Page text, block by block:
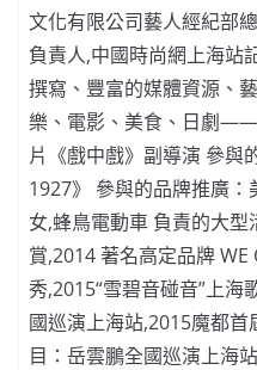
文化有限公司藝人經紀部
負責人,中國時尚網上海站
撰寫、豐富的媒體資源、
樂、電影、美食、日劇
片《戲中戲》副導演 參與
1927》 參與的品牌推廣
女,蜂鳥電動車 負責的大
賞,2014 著名高定品牌
秀,2015“雪碧音碰音”上海
國巡演上海站,2015魔都
目：岳雲鵬全國巡演上海